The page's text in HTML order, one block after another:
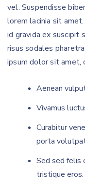
vel. Suspendisse
lorem lacinia sit
id gravida ex suscipit
risus sodales
ipsum dolor sit amet,
Aenean
Vivamus
Curabitur
porta
Sed sed felis
tristique eros.